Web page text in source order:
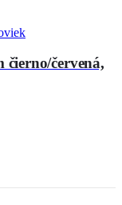
čierno/červená,